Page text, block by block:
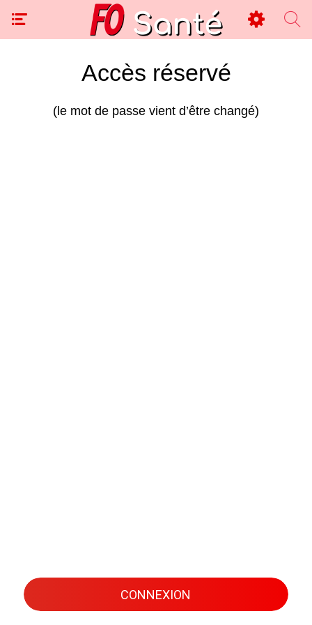
Accès réservé
(le mot de passe vient d’être changé)
CONNEXION